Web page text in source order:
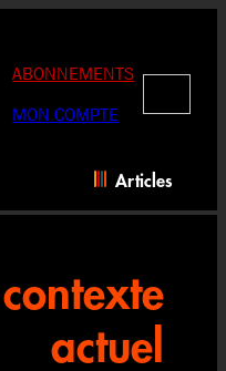
ABONNEMENTS
MON COMPTE
Articles
actuel